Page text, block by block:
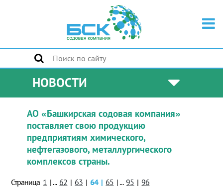
НОВОСТИ
АО «Башкирская содовая компания»
поставляет свою продукцию
предприятиям химического,
нефтегазового, металлургического
комплексов страны.
Страница 1 | ... 62 | 63 | 64 | 65 | ... 95 | 96